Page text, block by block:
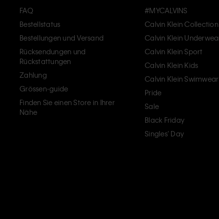
FAQ
Bestellstatus
Bestellungen und Versand
Rücksendungen und
Rückstattungen
Zahlung
Grössen-guide
Finden Sie einen Store in Ihrer
Nähe
#MYCALVINS
Calvin Klein Collection
Calvin Klein
Calvin Klein Sport
Calvin Klein Kids
Calvin Klein Swimwear
Pride
Sale
Black Friday
Singles' Day